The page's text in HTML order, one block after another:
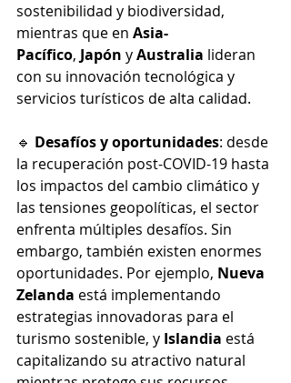
sostenibilidad y biodiversidad,
mientras que en Asia-
Pacífico, Japón y Australia lideran
con su innovación tecnológica y
servicios turísticos de alta calidad.
🔹 Desafíos y oportunidades: desde
la recuperación post-COVID-19 hasta
los impactos del cambio climático y
las tensiones geopolíticas, el sector
enfrenta múltiples desafíos. Sin
embargo, también existen enormes
oportunidades. Por ejemplo, Nueva
Zelanda está implementando
estrategias innovadoras para el
turismo sostenible, y Islandia está
capitalizando su atractivo natural